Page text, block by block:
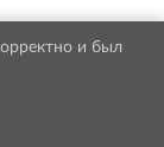
и был